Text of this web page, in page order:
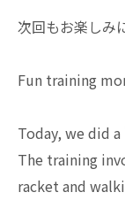
次回もお楽しみ
Fun training
Today, we did
The training
racket and